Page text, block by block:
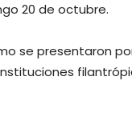
20 de octubre.
se presentaron